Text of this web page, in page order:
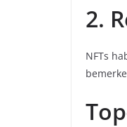
2.
NFTs